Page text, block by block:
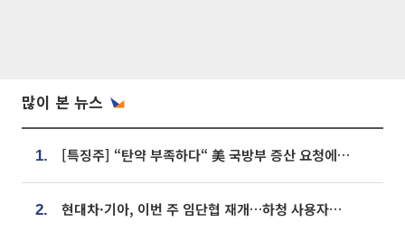
많이 본 뉴스
1. [특징주] “탄약 부족하다“ 美 국방부 증산 요청에⋯국내 방산주 급등세
2. 현대차·기아, 이번 주 임단협 재개…하청 사용자성 재심도 ‘변수’